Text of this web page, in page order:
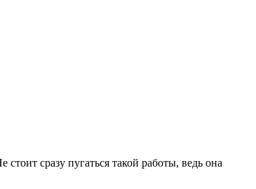
сразу пугаться такой работы, ведь она